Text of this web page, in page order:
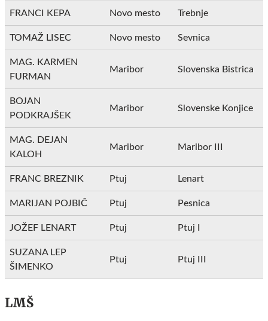
FRANCI KEPA Novo mesto Trebnje
TOMAŽ LISEC Novo mesto Sevnica
MAG. KARMEN
FURMAN
Maribor Slovenska Bistrica
BOJAN
PODKRAJŠEK
Maribor Slovenske Konjice
MAG. DEJAN
KALOH
Maribor Maribor III
FRANC BREZNIK Ptuj Lenart
MARIJAN POJBIČ Ptuj Pesnica
JOŽEF LENART Ptuj Ptuj I
SUZANA LEP
ŠIMENKO
Ptuj Ptuj III
LMŠ